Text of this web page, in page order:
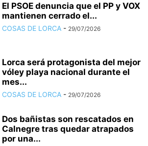
El PSOE denuncia que el PP y VOX
mantienen cerrado el...
COSAS DE LORCA - 29/07/2026
Lorca será protagonista del mejor
vóley playa nacional durante el
mes...
COSAS DE LORCA - 29/07/2026
Dos bañistas son rescatados en
Calnegre tras quedar atrapados
por una...